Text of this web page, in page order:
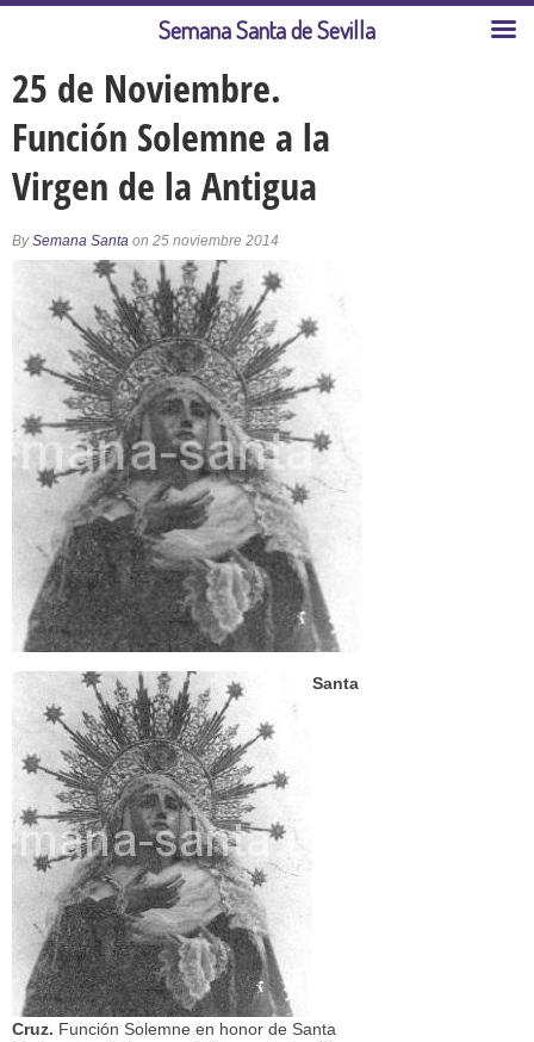
25 de Noviembre.
Función Solemne a la
Virgen de la Antigua
BySemana Santa on 25 noviembre 2014
Santa
Cruz. Función Solemne en honor de Santa
Semana Santa de Sevilla